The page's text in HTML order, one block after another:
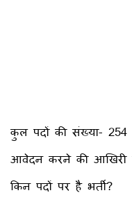
कुल पदों की संख्या- 254
आवेदन करने की आखिरी
किन पदों पर है भर्ती?